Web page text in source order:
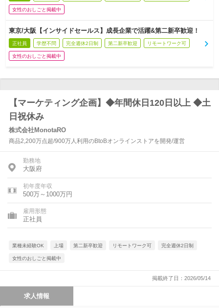
女性のおしごと掲載中
東京/大阪【インサイドセールス】成長企業で活躍&第二新卒歓迎！
正社員 学歴不問 完全週休2日制 第二新卒歓迎 リモートワーク可
女性のおしごと掲載中
【マーケティング企画】◆年間休日120日以上 ◆土
日祝休み
株式会社MonotaRO
商品2,200万点超/900万人利用のBtoBオンラインストアを開発/運営
勤務地
大阪府
初年度年収
500万～1000万円
雇用形態
正社員
業種未経験OK 上場 第二新卒歓迎 リモートワーク可 完全週休2日制
女性のおしごと掲載中
掲載終了日：2026/05/14
求人情報